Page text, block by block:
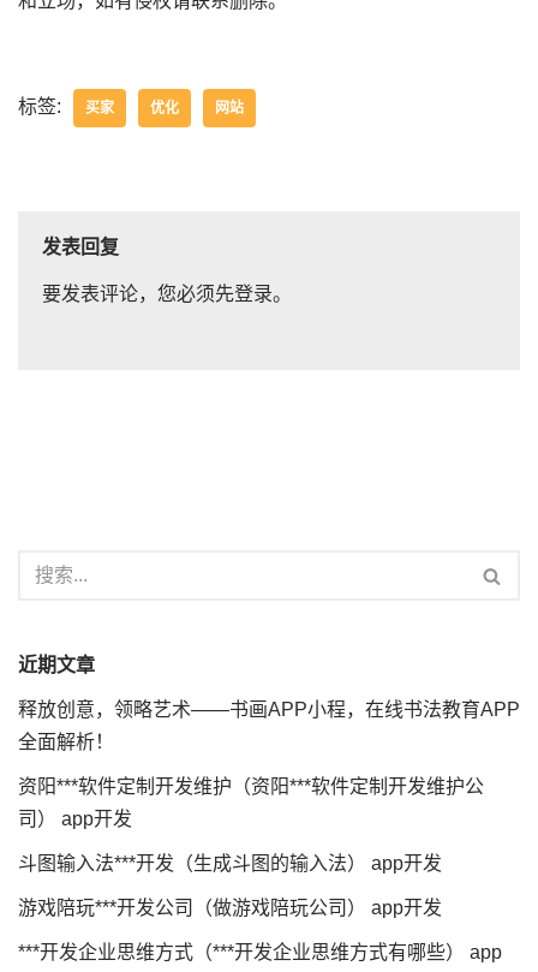
标签: 买家 优化 网站
发表回复
要发表评论，您必须先登录。
近期文章
释放创意，领略艺术——书画APP小程，在线书法教育APP
全面解析！
资阳***软件定制开发维护（资阳***软件定制开发维护公
司） app开发
斗图输入法***开发（生成斗图的输入法） app开发
游戏陪玩***开发公司（做游戏陪玩公司） app开发
***开发企业思维方式（***开发企业思维方式有哪些） app